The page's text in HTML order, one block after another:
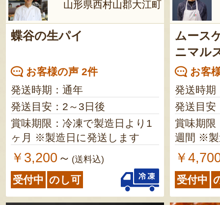
山形県西村山郡大江町
蝶谷の生パイ
お客様の声 2件
発送時期：通年
発送目安：2～3日後
賞味期限：冷凍で製造日より1
ヶ月 ※製造日に発送します
￥3,200 ～ (送料込)
受付中 のし可
ムース
ニマル
お客
発送時期
発送目安
賞味期限
週間
￥
受付中